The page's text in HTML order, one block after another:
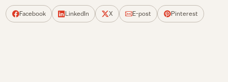
Facebook LinkedIn X E-post Pinterest